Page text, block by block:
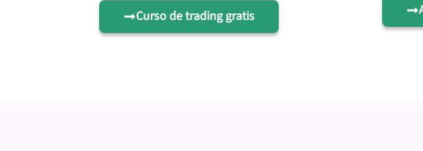
Curso de trading gratis